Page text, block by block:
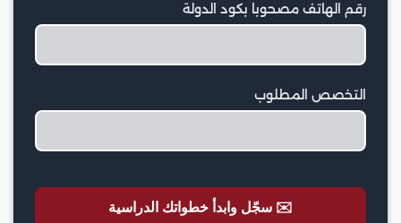
رقم الهاتف مصحوبا بكود الدولة
التخصص المطلوب
✉️ سجّل وابدأ خطواتك الدراسية